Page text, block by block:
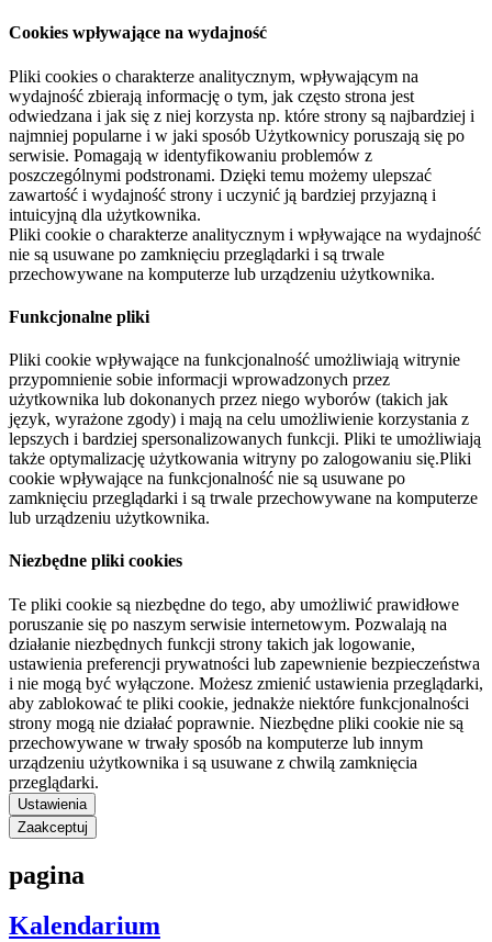
Cookies wpływające na wydajność
Pliki cookies o charakterze analitycznym, wpływającym na
wydajność zbierają informację o tym, jak często strona jest
odwiedzana i jak się z niej korzysta np. które strony są najbardziej i
najmniej popularne i w jaki sposób Użytkownicy poruszają się po
serwisie. Pomagają w identyfikowaniu problemów z
poszczególnymi podstronami. Dzięki temu możemy ulepszać
zawartość i wydajność strony i uczynić ją bardziej przyjazną i
intuicyjną dla użytkownika.
Pliki cookie o charakterze analitycznym i wpływające na wydajność
nie są usuwane po zamknięciu przeglądarki i są trwale
przechowywane na komputerze lub urządzeniu użytkownika.
Funkcjonalne pliki
Pliki cookie wpływające na funkcjonalność umożliwiają witrynie
przypomnienie sobie informacji wprowadzonych przez
użytkownika lub dokonanych przez niego wyborów (takich jak
język, wyrażone zgody) i mają na celu umożliwienie korzystania z
lepszych i bardziej spersonalizowanych funkcji. Pliki te umożliwiają
także optymalizację użytkowania witryny po zalogowaniu się.Pliki
cookie wpływające na funkcjonalność nie są usuwane po
zamknięciu przeglądarki i są trwale przechowywane na komputerze
lub urządzeniu użytkownika.
Niezbędne pliki cookies
Te pliki cookie są niezbędne do tego, aby umożliwić prawidłowe
poruszanie się po naszym serwisie internetowym. Pozwalają na
działanie niezbędnych funkcji strony takich jak logowanie,
ustawienia preferencji prywatności lub zapewnienie bezpieczeństwa
i nie mogą być wyłączone. Możesz zmienić ustawienia przeglądarki,
aby zablokować te pliki cookie, jednakże niektóre funkcjonalności
strony mogą nie działać poprawnie. Niezbędne pliki cookie nie są
przechowywane w trwały sposób na komputerze lub innym
urządzeniu użytkownika i są usuwane z chwilą zamknięcia
przeglądarki.
Ustawienia
Zaakceptuj
pagina
Kalendarium